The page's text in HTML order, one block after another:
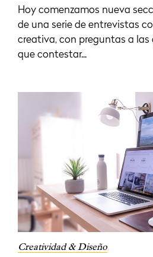
Hoy comenzamos nueva
de una serie de entrevistas
creativa, con preguntas a las
que contestar...
Creatividad & Diseño